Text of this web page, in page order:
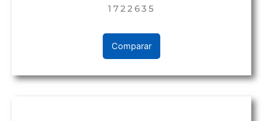
1722635
Comparar